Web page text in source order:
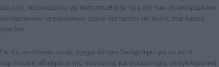
έρευνες, προκειμένου να διαπιστωθεί αν τα μέλη των συγκεκριμένων
εγκληματικών οργανώσεων έχουν διαπράξει και άλλες παρόμοιες
πράξεις.
Για τις υποθέσεις αυτές σχηματίστηκε δικογραφία για τα κατά
περίπτωση αδικήματα της σύστασης και συμμετοχής σε εγκληματική